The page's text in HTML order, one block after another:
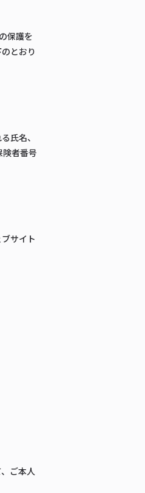
保護を
とおり
氏名、
者番号
サイト
ご本人